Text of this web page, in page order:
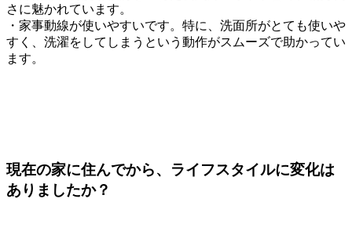
さに魅かれています。
・家事動線が使いやすいです。特に、洗面所がとても使いや
すく、洗濯をしてしまうという動作がスムーズで助かってい
ます。
現在の家に住んでから、ライフスタイルに変化は
ありましたか？